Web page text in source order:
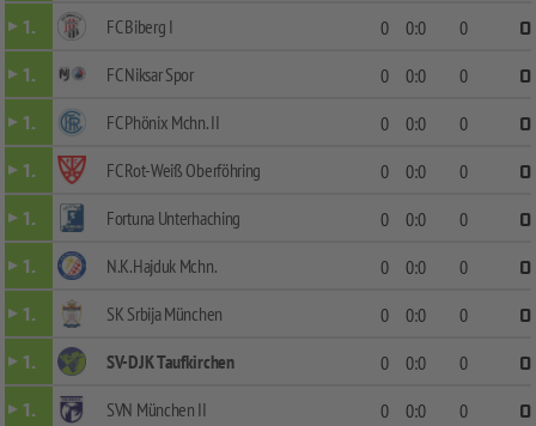
1.
FC Biberg I 0 0:0 0
0
1.
FC Niksar Spor 0 0:0 0
0
1.
FC Phönix Mchn. II 0 0:0 0
0
1.
FC Rot-Weiß Oberföhring 0 0:0 0
0
1.
Fortuna Unterhaching 0 0:0 0
0
1.
N.K.Hajduk Mchn. 0 0:0 0
0
1.
SK Srbija München 0 0:0 0
0
1.
SV-DJK Taufkirchen 0 0:0 0
0
1.
SVN München II 0 0:0 0 0